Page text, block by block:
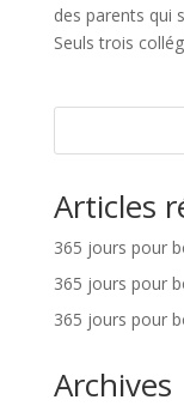
des parents qui
Seuls trois
Articles
365 jours pour
365 jours pour
365 jours pour
Archives